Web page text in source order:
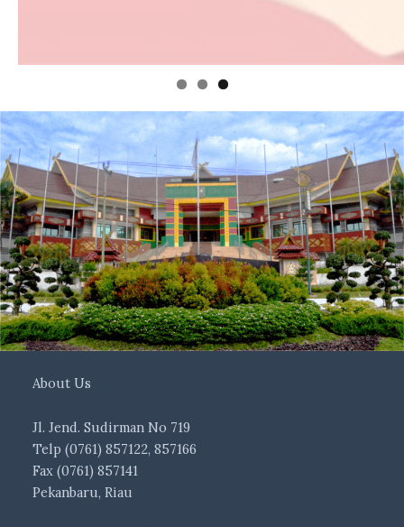
About Us
Jl. Jend. Sudirman No 719
Telp (0761) 857122, 857166
Fax (0761) 857141
Pekanbaru, Riau